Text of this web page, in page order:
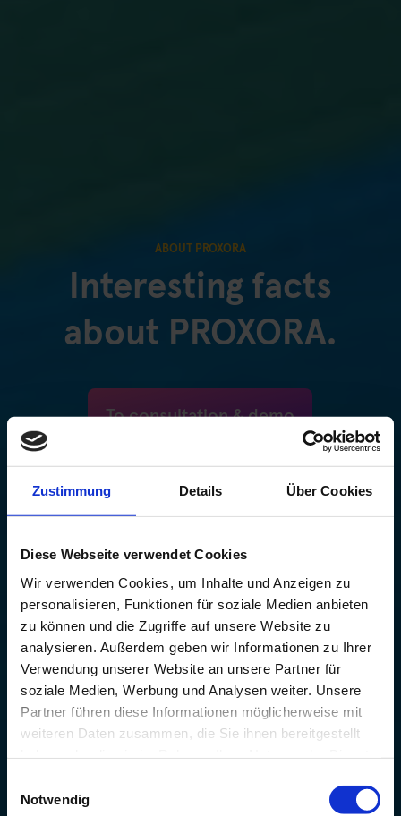
Zustimmung Details Über Cookies
Diese Webseite verwendet Cookies
Wir verwenden Cookies, um Inhalte und Anzeigen zu
personalisieren, Funktionen für soziale Medien anbieten
zu können und die Zugriffe auf unsere Website zu
analysieren. Außerdem geben wir Informationen zu Ihrer
Verwendung unserer Website an unsere Partner für
soziale Medien, Werbung und Analysen weiter. Unsere
Partner führen diese Informationen möglicherweise mit
weiteren Daten zusammen, die Sie ihnen bereitgestellt
Notwendig
ABOUT PROXORA
Interesting facts
about PROXORA.
To consultation & demo